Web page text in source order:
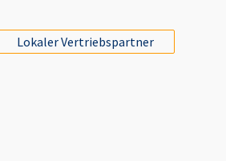
Lokaler Vertriebspartner